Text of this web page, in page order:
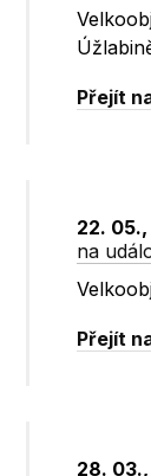
Přejít
22.
na
Přejít
28.